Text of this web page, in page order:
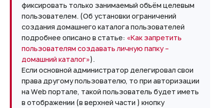
фиксировать только занимаемый объём целевым
пользователем. (Об установки ограничений
создания домашнего каталога пользователей
подробнее описано в статье: «Как запретить
пользователям создавать личную папку –
домашний каталог»).
Если основной администратор делегировал свои
права другому пользователю, то при авторизации
на Web портале, такой пользователь будет иметь
в отображении (в верхней части ) кнопку